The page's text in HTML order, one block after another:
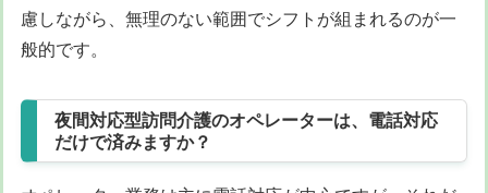
慮しながら、無理のない範囲でシフトが組まれるのが一
般的です。
夜間対応型訪問介護のオペレーターは、電話対応
だけで済みますか？